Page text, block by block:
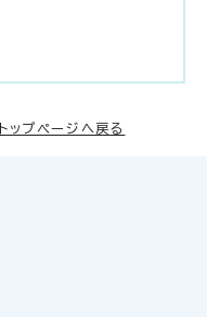
トップページへ戻る